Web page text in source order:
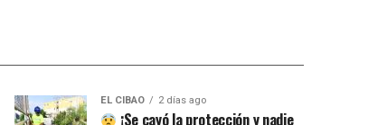
EL CIBAO 2 días ago
¡Se cayó la protección y nadie